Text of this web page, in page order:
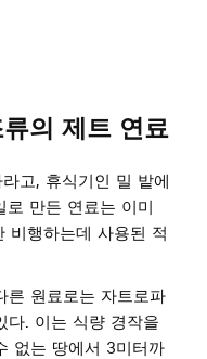
의 제트 연료
고, 휴식기인 밀 밭에
로 만든 연료는 이미
비행하는데 사용된 적
른 원료로는 자트로파
다. 이는 식량 경작을
없는 땅에서 3미터까